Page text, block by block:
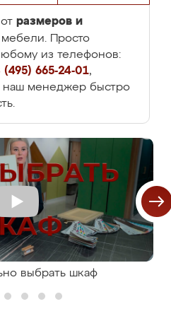
размеров и
Просто
из телефонов:
(495) 665-24-01,
наш менеджер быстро
выбрать шкаф